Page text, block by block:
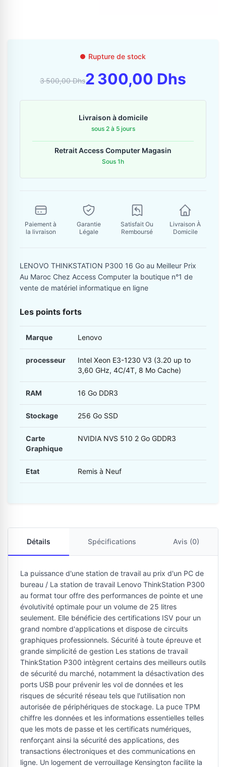
06 36 88 27 81
Envoyer un message
Rupture de stock
3 500,00 Dhs2 300,00 Dhs
Livraison à domicile
sous 2 à 5 jours
Retrait Access Computer Magasin
Sous 1h
Paiement à
la livraison
Garantie
Légale
Satisfait Ou
Remboursé
Livraison À
Domicile
LENOVO THINKSTATION P300 16 Go au Meilleur Prix
Au Maroc Chez Access Computer la boutique n°1 de
vente de matériel informatique en ligne
Les points forts
Marque Lenovo
processeur
Intel Xeon E3-1230 V3 (3.20 up to
3,60 GHz, 4C/4T, 8 Mo Cache)
RAM 16 Go DDR3
Stockage 256 Go SSD
Carte
Graphique
NVIDIA NVS 510 2 Go GDDR3
Etat Remis à Neuf
Détails Spécifications Avis (0)
La puissance d'une station de travail au prix d'un PC de
bureau / La station de travail Lenovo ThinkStation P300
au format tour offre des performances de pointe et une
évolutivité optimale pour un volume de 25 litres
seulement. Elle bénéficie des certifications ISV pour un
grand nombre d'applications et dispose de circuits
graphiques professionnels. Sécurité à toute épreuve et
grande simplicité de gestion Les stations de travail
ThinkStation P300 intègrent certains des meilleurs outils
de sécurité du marché, notamment la désactivation des
ports USB pour prévenir les vol de données et les
risques de sécurité réseau tels que l'utilisation non
autorisée de périphériques de stockage. La puce TPM
chiffre les données et les informations essentielles telles
que les mots de passe et les certificats numériques,
renforçant ainsi la sécurité des applications, des
transactions électroniques et des communications en
ligne. Un logement de verrouillage Kensington facilite la